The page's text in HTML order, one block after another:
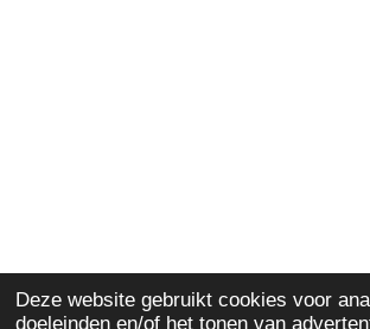
Deze website gebruikt cookies voor
doeleinden en/of het tonen van